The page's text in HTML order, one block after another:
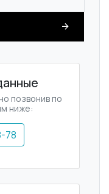
позвонив по
ниже:
78